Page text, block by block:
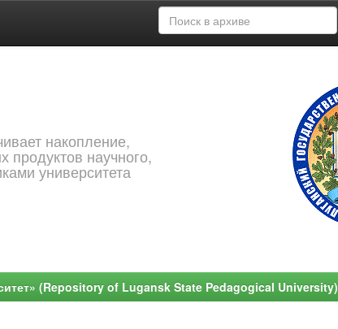
накопление,
продуктов научного,
университета
(Repository of Lugansk State Pedagogical University)